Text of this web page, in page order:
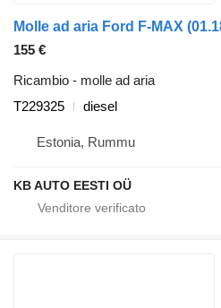
155 €
Ricambio - molle ad aria
T229325
diesel
Estonia, Rummu
KB AUTO EESTI OÜ